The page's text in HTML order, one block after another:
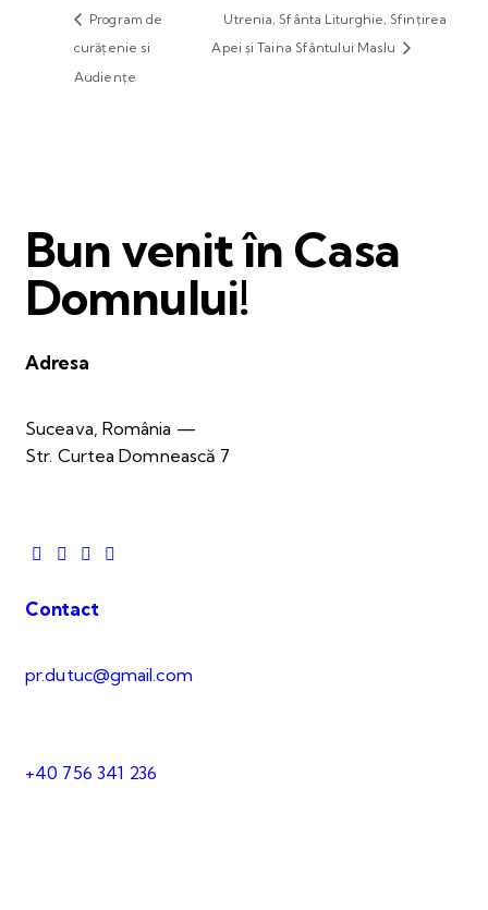
Program de
curățenie si
Audiențe
Utrenia, Sfânta Liturghie, Sfințirea
Apei și Taina Sfântului Maslu
Bun venit în Casa
Domnului!
Adresa
Suceava, România —
Str. Curtea Domnească 7
Contact
pr.dutuc@gmail.com
+40 756 341 236